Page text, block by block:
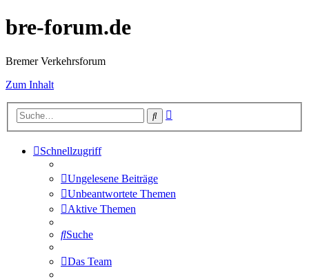
bre-forum.de
Bremer Verkehrsforum
Zum Inhalt
Suche
Schnellzugriff
Ungelesene Beiträge
Unbeantwortete Themen
Aktive Themen
Suche
Das Team